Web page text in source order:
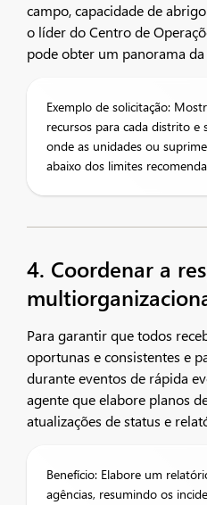
campo, capacidade de
o líder do Centro de
pode obter um panorama
Exemplo de solicitação:
recursos para cada distrito e
onde as unidades ou
abaixo dos limites
4. Coordenar a
Para garantir que todos
oportunas e consistentes e
durante eventos de rápida
agente que elabore planos
atualizações de status e
Benefício: Elabore um
agências, resumindo os